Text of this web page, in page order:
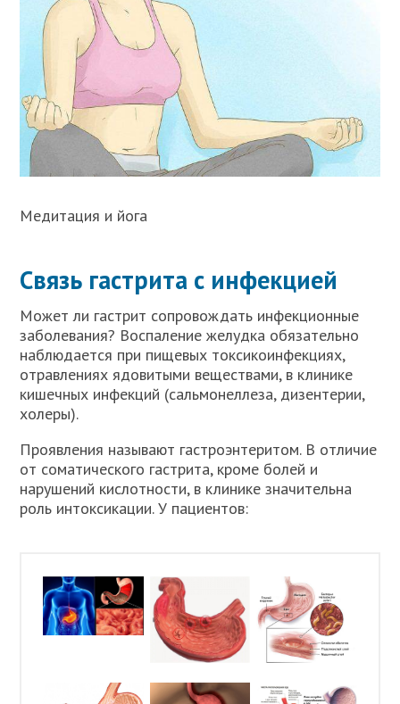
Медитация и йога
Связь гастрита с инфекцией
Может ли гастрит сопровождать инфекционные
заболевания? Воспаление желудка обязательно
наблюдается при пищевых токсикоинфекциях,
отравлениях ядовитыми веществами, в клинике
кишечных инфекций (сальмонеллеза, дизентерии,
холеры).
Проявления называют гастроэнтеритом. В отличие
от соматического гастрита, кроме болей и
нарушений кислотности, в клинике значительна
роль интоксикации. У пациентов: